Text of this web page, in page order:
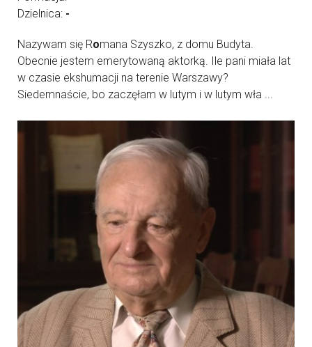
Dzielnica: -
Nazywam się Romana Szyszko, z domu Budyta.
Obecnie jestem emerytowaną aktorką. Ile pani miała lat
w czasie ekshumacji na terenie Warszawy?
Siedemnaście, bo zaczęłam w lutym i w lutym wła ...